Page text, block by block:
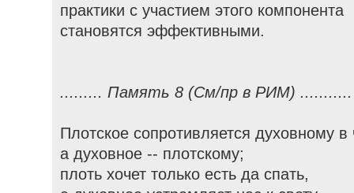
практики с участием этого компонента
становятся эффективными.
......... Память 8 (См/пр в РИМ) ...........
Плотское сопротивляется духовному в
а духовное -- плотскому;
плоть хочет только есть да спать,